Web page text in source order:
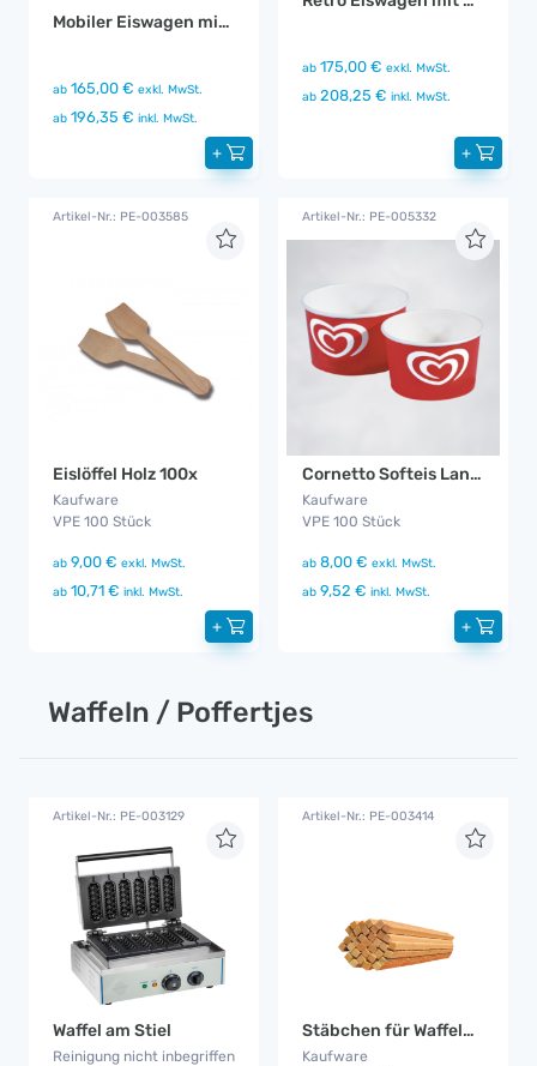
Mobiler Eiswagen mit Beleuchtung
ab 165,00 € exkl. MwSt.
ab 196,35 € inkl. MwSt.
+
ab 175,00 € exkl. MwSt.
ab 208,25 € inkl. MwSt.
+
Artikel-Nr.: PE-003585
Eislöffel Holz 100x
Kaufware
VPE 100 Stück
ab 9,00 € exkl. MwSt.
ab 10,71 € inkl. MwSt.
+
Artikel-Nr.: PE-005332
Cornetto Softeis Langnese Portionsbecher
Kaufware
VPE 100 Stück
ab 8,00 € exkl. MwSt.
ab 9,52 € inkl. MwSt.
+
Waffeln / Poffertjes
Artikel-Nr.: PE-003129
Waffel am Stiel
Reinigung nicht inbegriffen
Artikel-Nr.: PE-003414
Stäbchen für Waffeln am Stiel
Kaufware